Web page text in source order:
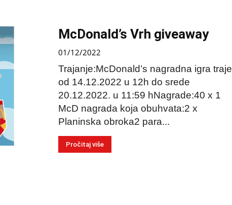
McDonald’s Vrh giveaway
01/12/2022
Trajanje:McDonald’s nagradna igra traje
od 14.12.2022 u 12h do srede
20.12.2022. u 11:59 hNagrade:40 x 1
McD nagrada koja obuhvata:2 x
Planinska obroka2 para...
Pročitaj više